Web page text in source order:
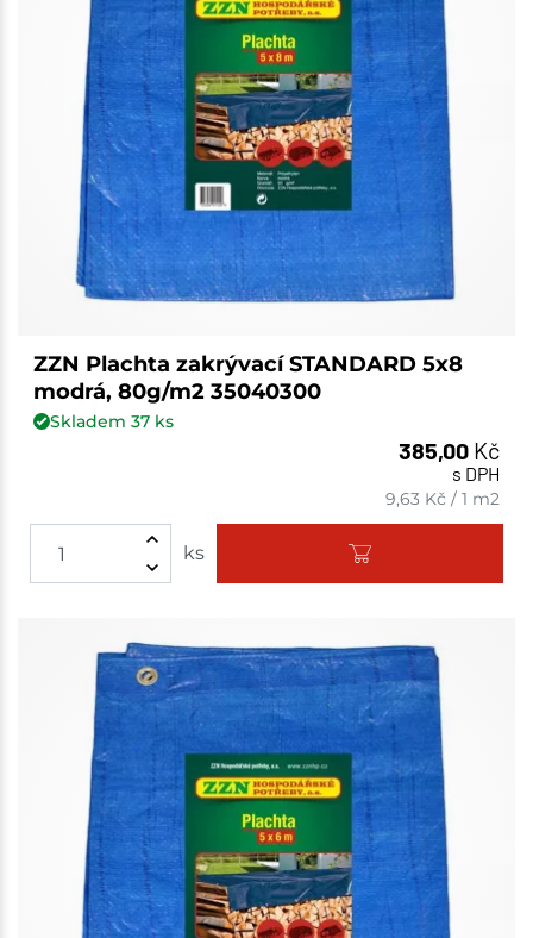
ZZN Plachta zakrývací STANDARD 5x8
modrá, 80g/m2 35040300
Skladem 37ks
385,00 Kč
s DPH
9,63 Kč /1 m2
ks